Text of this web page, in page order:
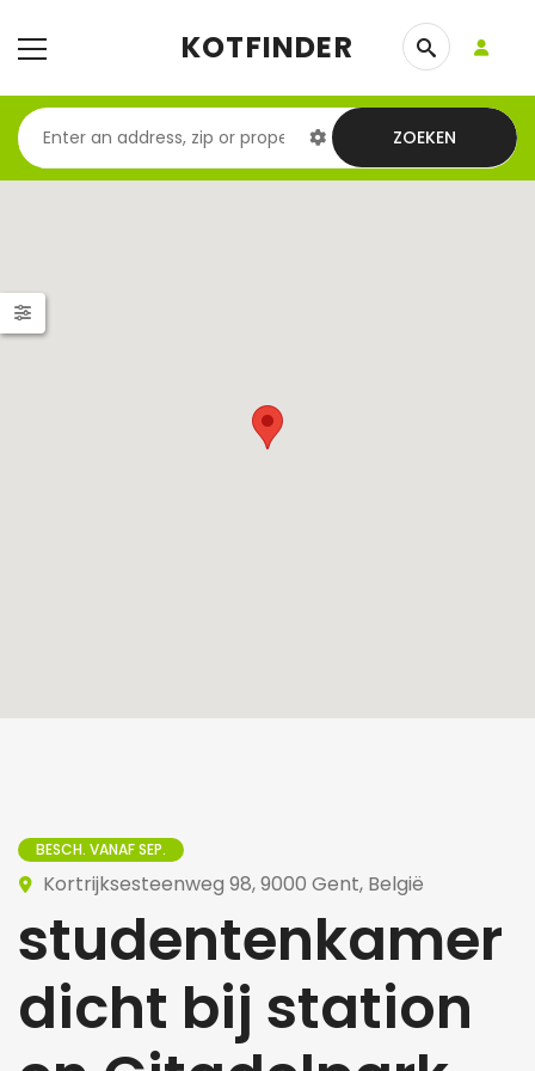
KOTFINDER
ZOEKEN
BESCH. VANAF SEP.
Kortrijksesteenweg 98, 9000 Gent, België
studentenkamer
dicht bij station